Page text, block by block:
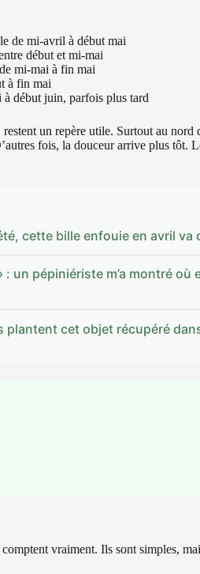
de mi-avril à début mai
début et mi-mai
mi-mai à fin mai
à fin mai
à début juin, parfois plus tard
un repère utile. Surtout au
fois, la douceur arrive plus tôt.
cette bille enfouie en avril va
un pépiniériste m’a montré où
plantent cet objet récupéré
vraiment. Ils sont simples,